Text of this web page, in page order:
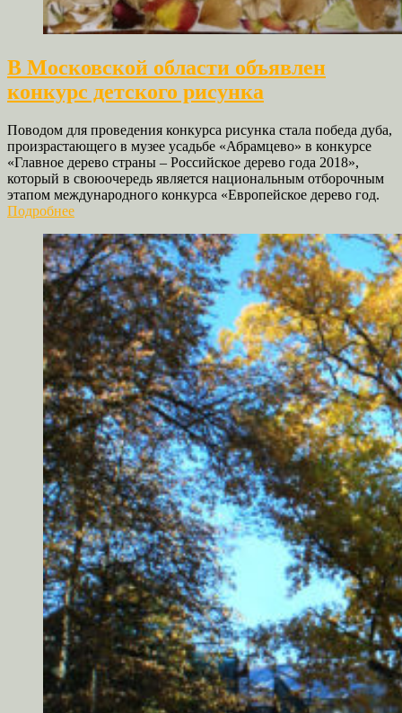
В Московской области объявлен
конкурс детского рисунка
Поводом для проведения конкурса рисунка стала победа дуба,
произрастающего в музее усадьбе «Абрамцево» в конкурсе
«Главное дерево страны – Российское дерево года 2018»,
который в своюочередь является национальным отборочным
этапом международного конкурса «Европейское дерево год.
Подробнее